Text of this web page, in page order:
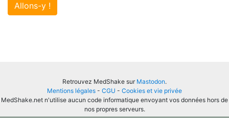
Allons-y !
Retrouvez MedShake sur Mastodon.
Mentions légales - CGU - Cookies et vie privée
MedShake.net n'utilise aucun code informatique envoyant vos données hors de
nos propres serveurs.